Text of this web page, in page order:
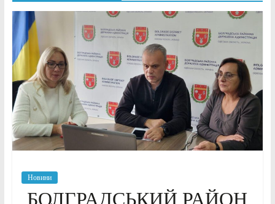
Новини
БОЛГРАДСЬКИЙ РАЙОН